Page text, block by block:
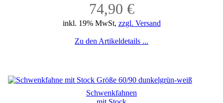
74,90 €
inkl. 19% MwSt, zzgl. Versand
Zu den Artikeldetails ...
Schwenkfahnen